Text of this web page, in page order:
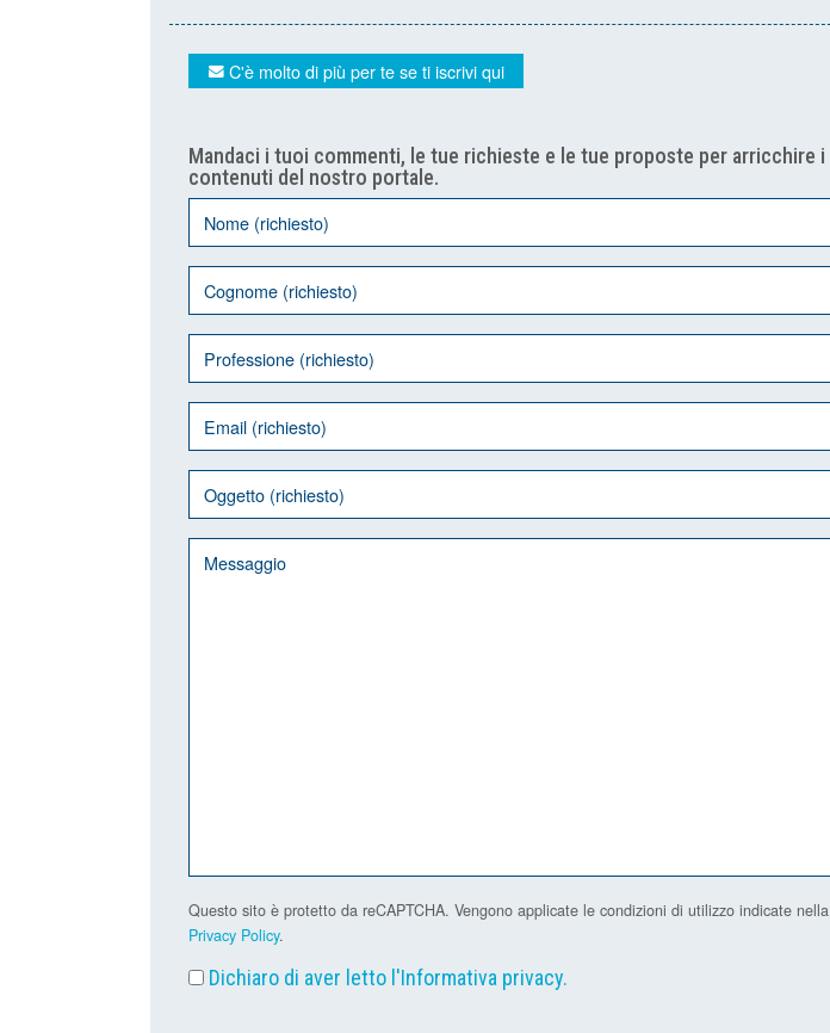
C'è molto di più per te se ti iscrivi qui
Mandaci i tuoi commenti, le tue richieste e le tue proposte per arricchire i
contenuti del nostro portale.
Questo sito è protetto da reCAPTCHA. Vengono applicate le condizioni di utilizzo indicate nella
Privacy Policy.
Dichiaro di aver letto l'Informativa privacy.